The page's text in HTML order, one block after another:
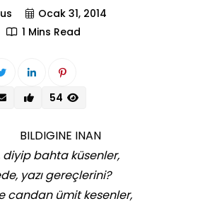
Ocak 31, 2014
1 Mins Read
54
BILDIGINE INAN
diyip bahta küsenler,
yazı gereçlerini?
candan ümit kesenler,